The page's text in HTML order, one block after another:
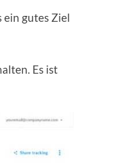
ein gutes Ziel
Es ist